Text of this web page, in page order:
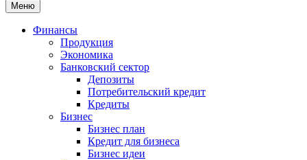
Меню
Финансы
Продукция
Экономика
Банковский сектор
Депозиты
Потребительский кредит
Кредиты
Бизнес
Бизнес план
Кредит для бизнеса
Бизнес идеи